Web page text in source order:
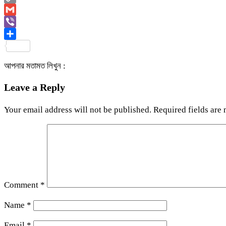
Copy
Link
Gmail
Viber
আপনার মতামত লিখুন :
Leave a Reply
Your email address will not be published. Required fields are
Comment *
Name *